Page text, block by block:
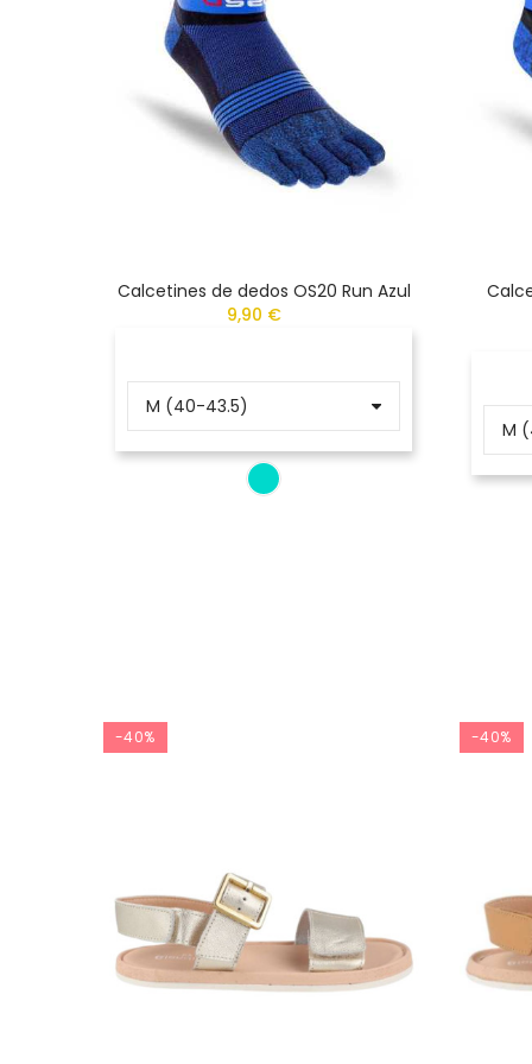
Calcetines de dedos OS20 Run Azul
9,90 €
-40% -40%